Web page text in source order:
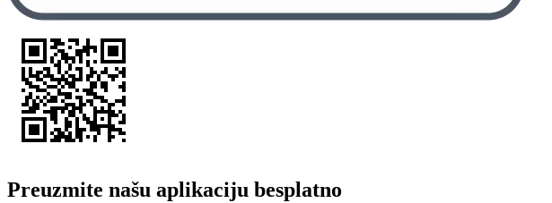
Preuzmite našu aplikaciju besplatno